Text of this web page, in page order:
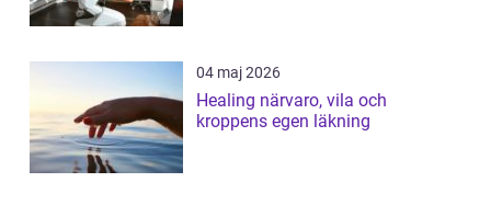
04 maj 2026
Healing närvaro, vila och
kroppens egen läkning